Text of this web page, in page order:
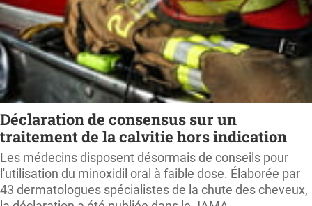
Déclaration de consensus sur un
traitement de la calvitie hors indication
Les médecins disposent désormais de conseils pour
l'utilisation du minoxidil oral à faible dose. Élaborée par
43 dermatologues spécialistes de la chute des cheveux,